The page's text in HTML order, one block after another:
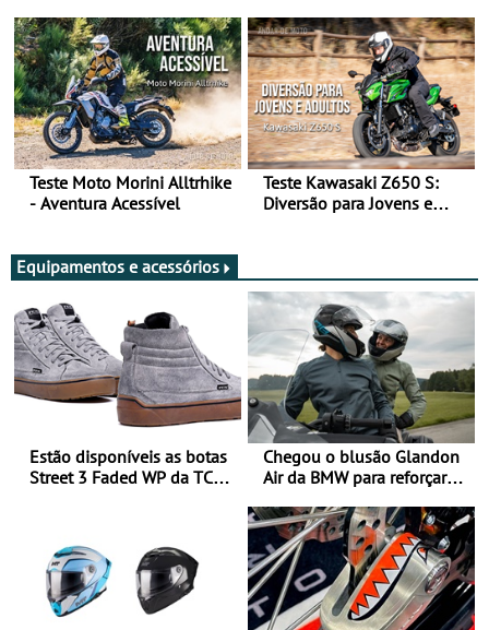
Teste Moto Morini Alltrhike
- Aventura Acessível
Teste Kawasaki Z650 S:
Diversão para Jovens e
Equipamentos e acessórios
Estão disponíveis as botas
Street 3 Faded WP da TCX
Chegou o blusão Glandon
Air da BMW para reforçar
verão